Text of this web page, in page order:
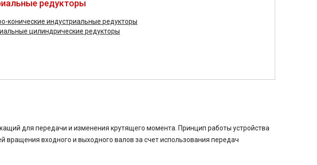
редукторы
конические индустриальные редукторы
цилиндрические редукторы
для передачи и изменения крутящего момента. Принцип работы устройства
вращения входного и выходного валов за счет использования передач